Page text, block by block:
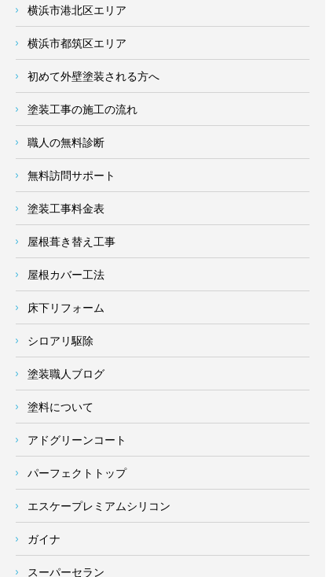
横浜市港北区エリア
横浜市都筑区エリア
初めて外壁塗装される方へ
塗装工事の施工の流れ
職人の無料診断
無料訪問サポート
塗装工事料金表
屋根葺き替え工事
屋根カバー工法
床下リフォーム
シロアリ駆除
塗装職人ブログ
塗料について
アドグリーンコート
パーフェクトトップ
エスケープレミアムシリコン
ガイナ
スーパーセラン